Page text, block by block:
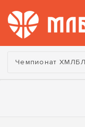
Турнир:
Чемпионат ХМЛБЛ